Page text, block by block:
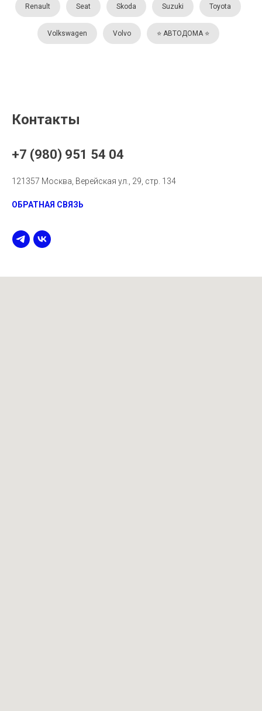
Renault Seat Skoda Suzuki Toyota
Volkswagen Volvo ⭐️ АВТОДОМА ⭐️
Контакты
+7 (980) 951 54 04
121357 Москва, Верейская ул., 29, стр. 134
ОБРАТНАЯ СВЯЗЬ